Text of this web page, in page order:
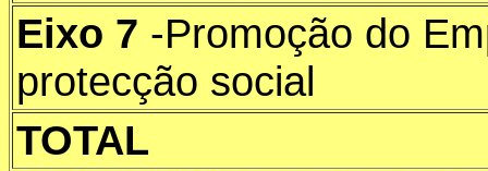
Eixo 7 -Promoção do
protecção social
TOTAL